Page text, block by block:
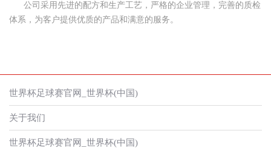
公司采用先进的配方和生产工艺，严格的企业管理，完善的质检
体系，为客户提供优质的产品和满意的服务。
世界杯足球赛官网_世界杯(中国)
关于我们
世界杯足球赛官网_世界杯(中国)